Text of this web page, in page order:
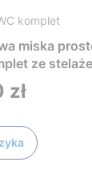
komplet
miska
ze
przyciskiem
zł